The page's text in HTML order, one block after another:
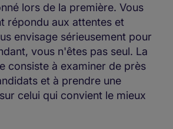
lors de la première. Vous
répondu aux attentes et
envisage sérieusement pour
vous n'êtes pas seul. La
consiste à examiner de près
et à prendre une
celui qui convient le mieux